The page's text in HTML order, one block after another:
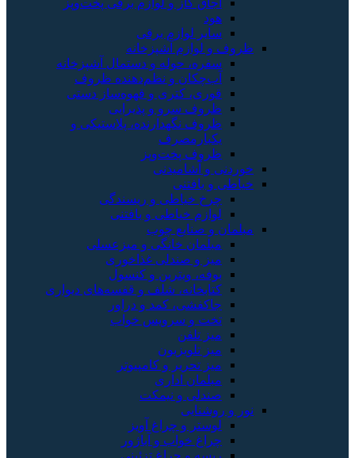
اجاق گاز و لوازم برقی پخت‌وپز
هود
سایر لوازم برقی
ظروف و لوازم آشپزخانه
سفره، حوله و دستمال آشپزخانه
آب‌چکان و نظم‌دهنده ظروف
قوری، کتری و قهوه‌ساز دستی
ظروف سرو و پذیرایی
ظروف نگهدارنده، پلاستیکی و
یکبارمصرف
ظروف پخت‌وپز
خوردنی و آشامیدنی
خیاطی و بافتنی
چرخ خیاطی و ریسندگی
لوازم خیاطی و بافتنی
مبلمان و صنایع چوب
مبلمان خانگی و میزعسلی
میز و صندلی غذاخوری
بوفه، ویترین و کنسول
کتابخانه، شلف و قفسه‌های دیواری
جاکفشی، کمد و دراور
تخت و سرویس خواب
میز تلفن
میز تلویزیون
میز تحریر و کامپیوتر
مبلمان اداری
صندلی و نیمکت
نور و روشنایی
لوستر و چراغ آویز
چراغ خواب و آباژور